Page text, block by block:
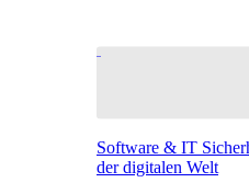
Software & IT
der digitalen Welt